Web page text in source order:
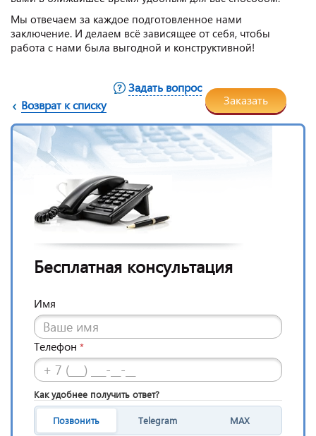
Мы отвечаем за каждое подготовленное нами
заключение. И делаем всё зависящее от себя, чтобы
работа с нами была выгодной и конструктивной!
Возврат к списку
Задать вопрос
Заказать
Бесплатная консультация
Имя
Телефон *
Как удобнее получить ответ?
Позвонить Telegram MAX